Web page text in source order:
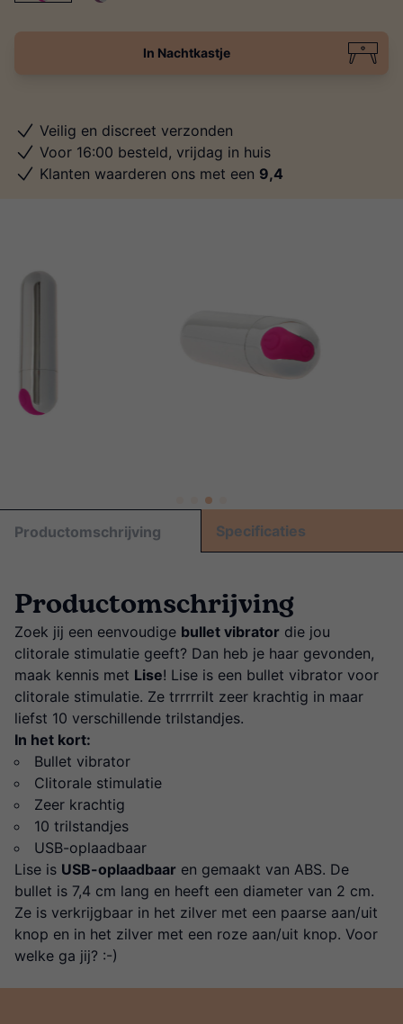
In Nachtkastje
Veilig en discreet verzonden
Voor 16:00 besteld, vrijdag in huis
Klanten waarderen ons met een 9,4
Productomschrijving Specificaties
Productomschrijving
Zoek jij een eenvoudige bullet vibrator die jou
clitorale stimulatie geeft? Dan heb je haar gevonden,
maak kennis met Lise! Lise is een bullet vibrator voor
clitorale stimulatie. Ze trrrrrilt zeer krachtig in maar
liefst 10 verschillende trilstandjes.
In het kort:
Bullet vibrator
Clitorale stimulatie
Zeer krachtig
10 trilstandjes
USB-oplaadbaar
Lise is USB-oplaadbaar en gemaakt van ABS. De
bullet is 7,4 cm lang en heeft een diameter van 2 cm.
Ze is verkrijgbaar in het zilver met een paarse aan/uit
knop en in het zilver met een roze aan/uit knop. Voor
welke ga jij? :-)